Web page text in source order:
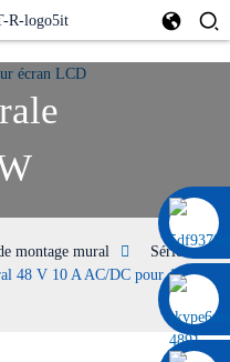
0086 13322920697
montage mural
Série
48 V 10 A AC/DC pour écran